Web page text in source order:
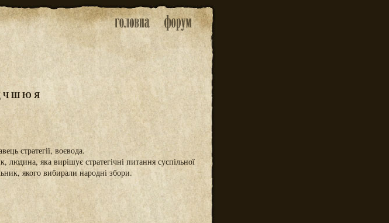
ЧШЮ Я
стратегії, воєвода.
яка вирішує стратегічні питання суспільної
якого вибирали народні збори.